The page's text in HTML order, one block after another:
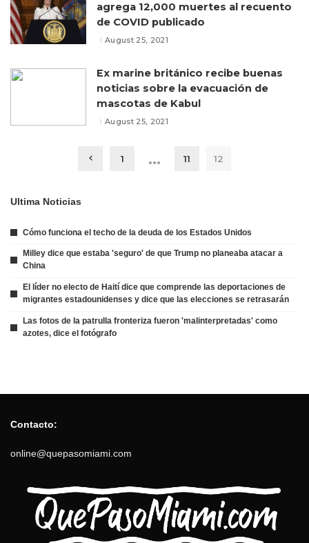
agrega 12,000 muertes al recuento
de COVID publicado
August 25, 2021
Ex marine británico recibe buenas
noticias sobre la evacuación de
mascotas de Kabul
August 25, 2021
1 … 11 12
Ultima Noticias
Cómo funciona el techo de la deuda de los Estados Unidos
Milley dice que estaba 'seguro' de que Trump no planeaba atacar a
China
El líder no electo de Haití dice que comprende las deportaciones de
migrantes estadounidenses y dice que las elecciones se retrasarán
Las fotos de la patrulla fronteriza fueron 'malinterpretadas' como
azotes, dice el fotógrafo
Contacto:
online@quepasomiami.com